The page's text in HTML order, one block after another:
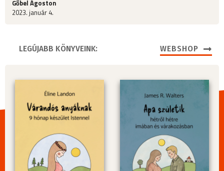
Gőbel Ágoston
2023. január 4.
LEGÚJABB KÖNYVEINK: WEBSHOP